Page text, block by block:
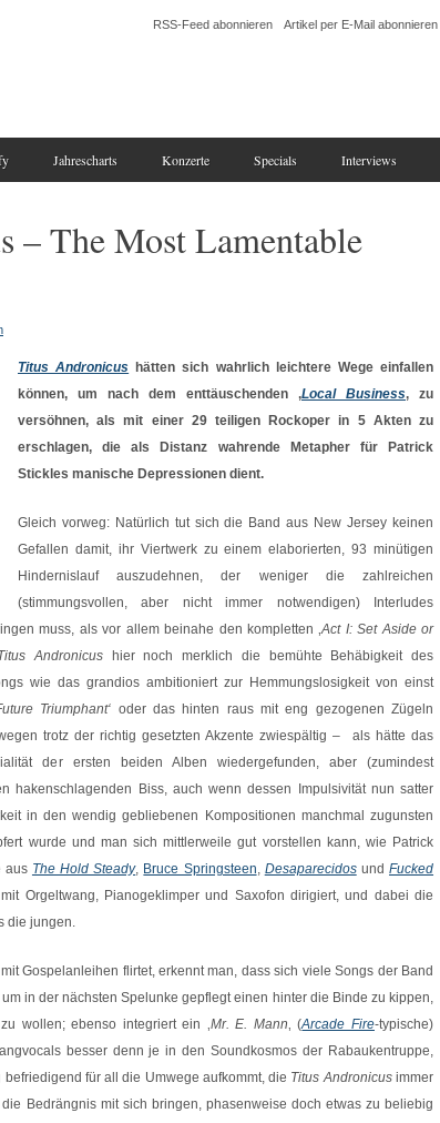
RSS-Feed abonnieren Artikel per E-Mail abonnieren
Jahrescharts Konzerte Specials Interviews
– The Most Lamentable
Titus Andronicus hätten sich wahrlich leichtere Wege einfallen
können, um nach dem enttäuschenden ‚Local Business‚ zu
versöhnen, als mit einer 29 teiligen Rockoper in 5 Akten zu
erschlagen, die als Distanz wahrende Metapher für Patrick
Stickles manische Depressionen dient.
Gleich vorweg: Natürlich tut sich die Band aus New Jersey keinen
Gefallen damit, ihr Viertwerk zu einem elaborierten, 93 minütigen
Hindernislauf auszudehnen, der weniger die zahlreichen
(stimmungsvollen, aber nicht immer notwendigen) Interludes
muss, als vor allem beinahe den kompletten ‚Act I: Set Aside or
Andronicushier noch merklich die bemühte Behäbigkeit des
wie das grandios ambitioniert zur Hemmungslosigkeit von einst
Triumphant‘ oder das hinten raus mit eng gezogenen Zügeln
trotz der richtig gesetzten Akzente zwiespältig – als hätte das
der ersten beiden Alben wiedergefunden, aber (zumindest
hakenschlagenden Biss, auch wenn dessen Impulsivität nun satter
in den wendig gebliebenen Kompositionen manchmal zugunsten
wurde und man sich mittlerweile gut vorstellen kann, wie Patrick
aus The Hold Steady, Bruce Springsteen, DesaparecidosundFucked
Orgeltwang, Pianogeklimper und Saxofon dirigiert, und dabei die
die jungen.
mit Gospelanleihen flirtet, erkennt man, dass sich viele Songs der Band
in der nächsten Spelunke gepflegt einen hinter die Binde zu kippen,
wollen; ebenso integriert ein ‚Mr. E. Mann‚ (Arcade Fire-typische)
besser denn je in den Soundkosmos der Rabaukentruppe,
für all die Umwege aufkommt, die Titus Andronicusimmer
Bedrängnis mit sich bringen, phasenweise doch etwas zu beliebig